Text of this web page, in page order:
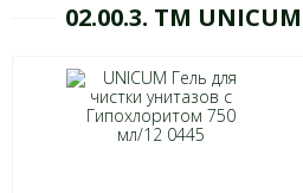
02.00.3. ТМ UNICUM